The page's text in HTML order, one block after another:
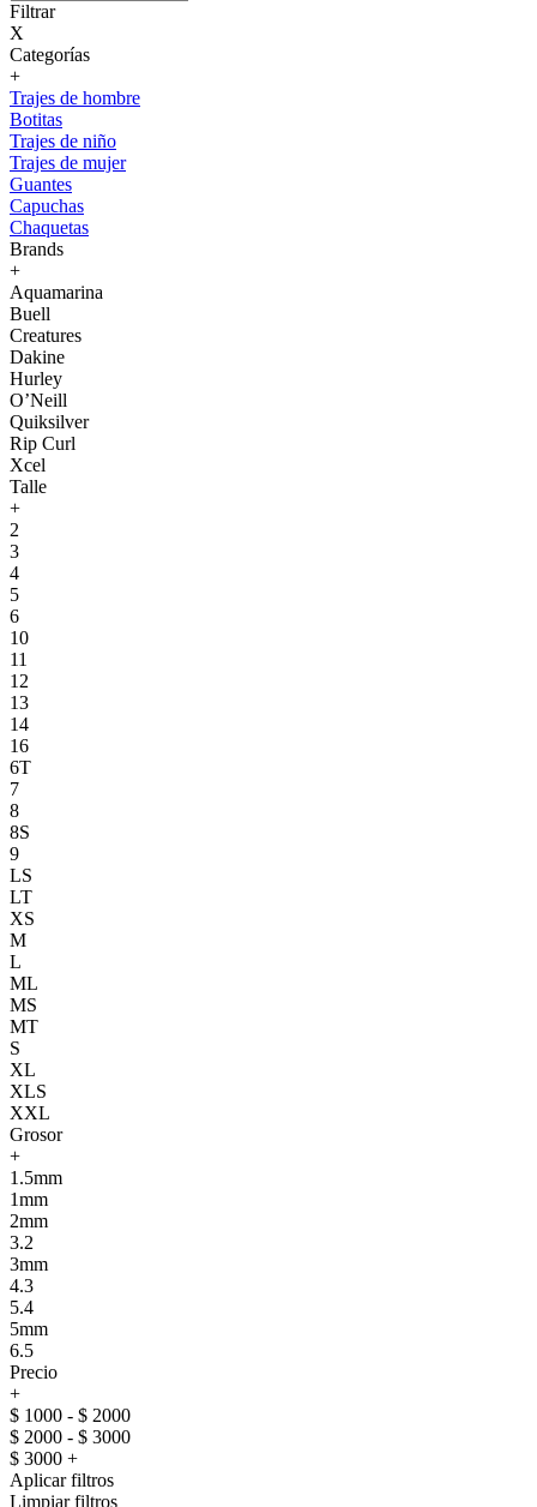
Filtrar
X
Categorías
+
Trajes de hombre
Botitas
Trajes de niño
Trajes de mujer
Guantes
Capuchas
Chaquetas
Brands
+
Aquamarina
Buell
Creatures
Dakine
Hurley
O’Neill
Quiksilver
Rip Curl
Xcel
Talle
+
2
3
4
5
6
10
11
12
13
14
16
6T
7
8
8S
9
LS
LT
XS
M
L
ML
MS
MT
S
XL
XLS
XXL
Grosor
+
1.5mm
1mm
2mm
3.2
3mm
4.3
5.4
5mm
6.5
Precio
+
$ 1000 - $ 2000
$ 2000 - $ 3000
$ 3000 +
Aplicar filtros
Limpiar filtros